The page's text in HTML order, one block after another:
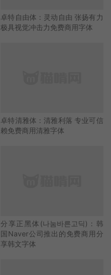
卓特自由体：灵动自由 张扬有力
极具视觉冲击力免费商用字体
卓特清雅体：清雅利落 专业可信
赖免费商用清雅字体
分享正黑体(나눔바른고딕)：韩
国Naver公司推出的免费商用分
享韩文字体